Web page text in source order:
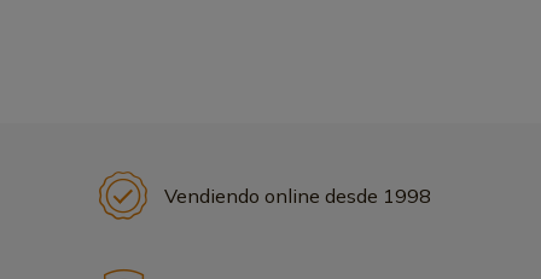
Vendiendo online desde 1998